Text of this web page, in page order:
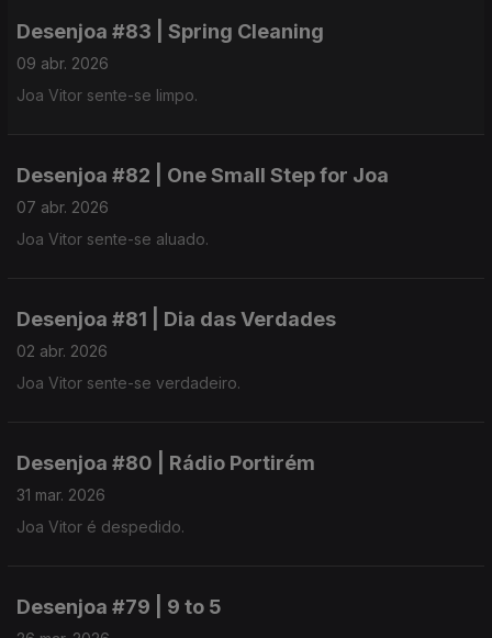
Desenjoa #83 | Spring Cleaning
09 abr. 2026
Joa Vitor sente-se limpo.
Desenjoa #82 | One Small Step for Joa
07 abr. 2026
Joa Vitor sente-se aluado.
Desenjoa #81 | Dia das Verdades
02 abr. 2026
Joa Vitor sente-se verdadeiro.
Desenjoa #80 | Rádio Portirém
31 mar. 2026
Joa Vitor é despedido.
Desenjoa #79 | 9 to 5